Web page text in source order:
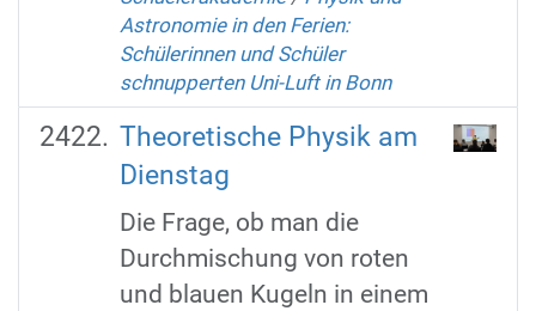
Astronomie in den Ferien:
Schülerinnen und Schüler
schnupperten Uni-Luft in Bonn
Theoretische Physik am
Dienstag
Die Frage, ob man die
Durchmischung von roten
und blauen Kugeln in einem